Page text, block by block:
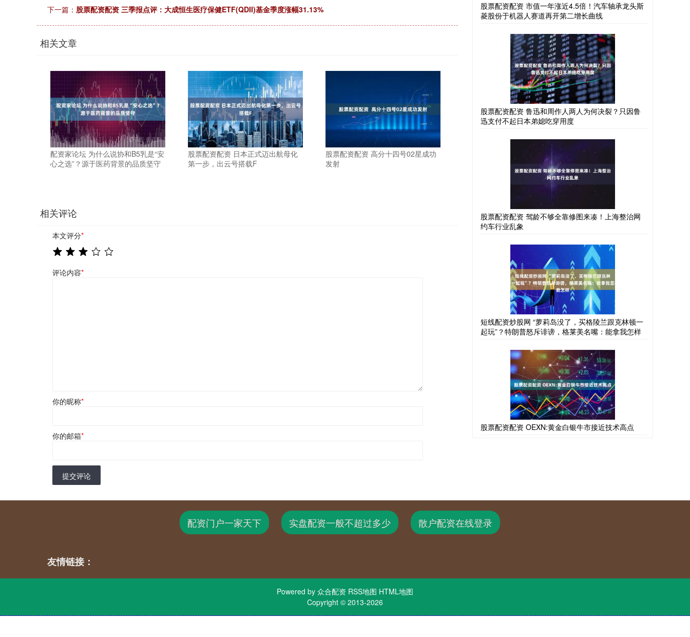
下一篇： 股票配资配资 三季报点评：大成恒生医疗保健ETF(QDII)基金季度涨幅31.13%
相关文章
配资家论坛 为什么说协和B5乳是“安
心之选”？源于医药背景的品质坚守
股票配资配资 日本正式迈出航母化
第一步，出云号搭载F
股票配资配资 高分十四号02星成功
发射
相关评论
本文评分*
评论内容*
你的昵称*
你的邮箱*
提交评论
股票配资配资 市值一年涨近4.5倍！汽车轴承龙头斯
菱股份于机器人赛道再开第二增长曲线
股票配资配资 鲁迅和周作人两人为何决裂？只因鲁
迅支付不起日本弟媳吃穿用度
股票配资配资 驾龄不够全靠修图来凑！上海整治网
约车行业乱象
短线配资炒股网 “萝莉岛没了，买格陵兰跟克林顿一
起玩”？特朗普怒斥诽谤，格莱美名嘴：能拿我怎样
股票配资配资 OEXN:黄金白银牛市接近技术高点
配资门户一家天下 实盘配资一般不超过多少 散户配资在线登录
友情链接：
Powered by 众合配资 RSS地图 HTML地图
Copyright © 2013-2026